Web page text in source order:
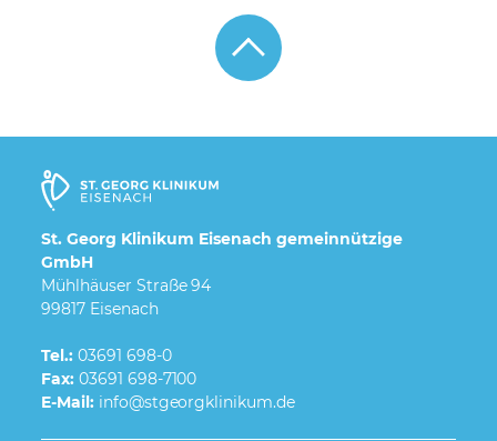
St. Georg Klinikum Eisenach gemeinnützige
GmbH
Mühlhäuser Straße 94
99817 Eisenach
Tel.: 03691 698-0
Fax: 03691 698-7100
E-Mail: